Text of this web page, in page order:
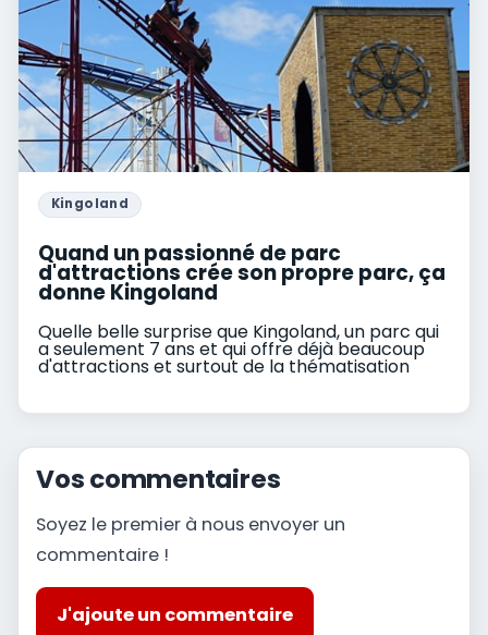
Kingoland
Quand un passionné de parc
d'attractions crée son propre parc, ça
donne Kingoland
Quelle belle surprise que Kingoland, un parc qui
a seulement 7 ans et qui offre déjà beaucoup
d'attractions et surtout de la thématisation
Vos commentaires
Soyez le premier à nous envoyer un
commentaire !
J'ajoute un commentaire